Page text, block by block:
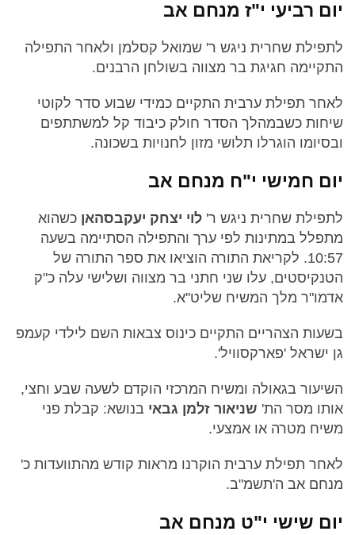
יום רביעי י"ז מנחם אב
לתפילת שחרית ניגש ר' שמואל קסלמן ולאחר התפילה
התקיימה חגיגת בר מצווה בשולחן הרבנים.
לאחר תפילת ערבית התקיים כמידי שבוע סדר לקוטי
שיחות כשבמהלך הסדר חולק כיבוד קל למשתתפים
ובסיומו הוגרלו תלושי מזון לחנויות בשכונה.
יום חמישי י"ח מנחם אב
לתפילת שחרית ניגש ר' לוי יצחק יעקבסהאן כשהוא
מתפלל במתינות לפי ערך והתפילה הסתיימה בשעה
10:57. לקריאת התורה הוציאו את ספר התורה של
הטנקיסטים, עלו שני חתני בר מצווה ושלישי עלה כ"ק
אדמו"ר מלך המשיח שליט"א.
בשעות הצהריים התקיים כינוס צבאות השם לילדי קעמפ
גן ישראל 'פארקסוויל'.
השיעור בגאולה ומשיח המרכזי הוקדם לשעה שבע וחצי,
אותו מסר הת' שניאור זלמן גבאי בנושא: קבלת פני
משיח מטרה או אמצעי.
לאחר תפילת ערבית הוקרנו מראות קודש מהתוועדות כ'
מנחם אב ה'תשמ"ב.
יום שישי י"ט מנחם אב